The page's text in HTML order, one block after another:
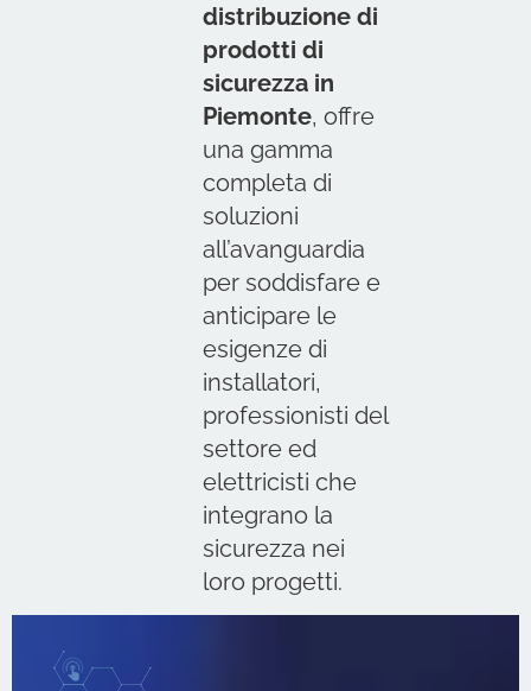
distribuzione di
prodotti di
sicurezza in
Piemonte, offre
una gamma
completa di
soluzioni
all’avanguardia
per soddisfare e
anticipare le
esigenze di
installatori,
professionisti del
settore ed
elettricisti che
integrano la
sicurezza nei
loro progetti.